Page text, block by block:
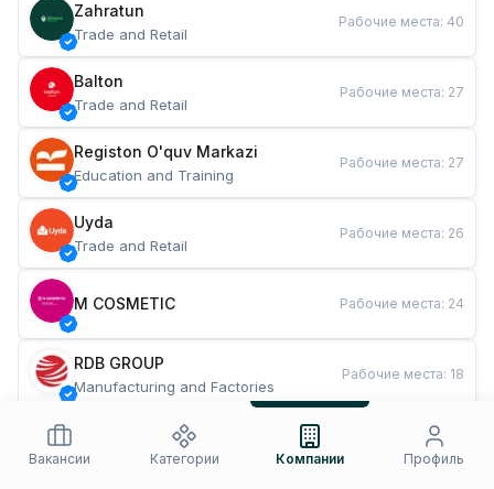
Zahratun
Trade and Retail
Рабочие места: 40
Balton
Trade and Retail
Рабочие места: 27
Registon O'quv Markazi
Education and Training
Рабочие места: 27
Uyda
Trade and Retail
Рабочие места: 26
M COSMETIC Рабочие места: 24
RDB GROUP
Manufacturing and Factories
Рабочие места: 18
Restaurants and Fast Food
Рабочие места
Вакансии
Категории Компании Профиль